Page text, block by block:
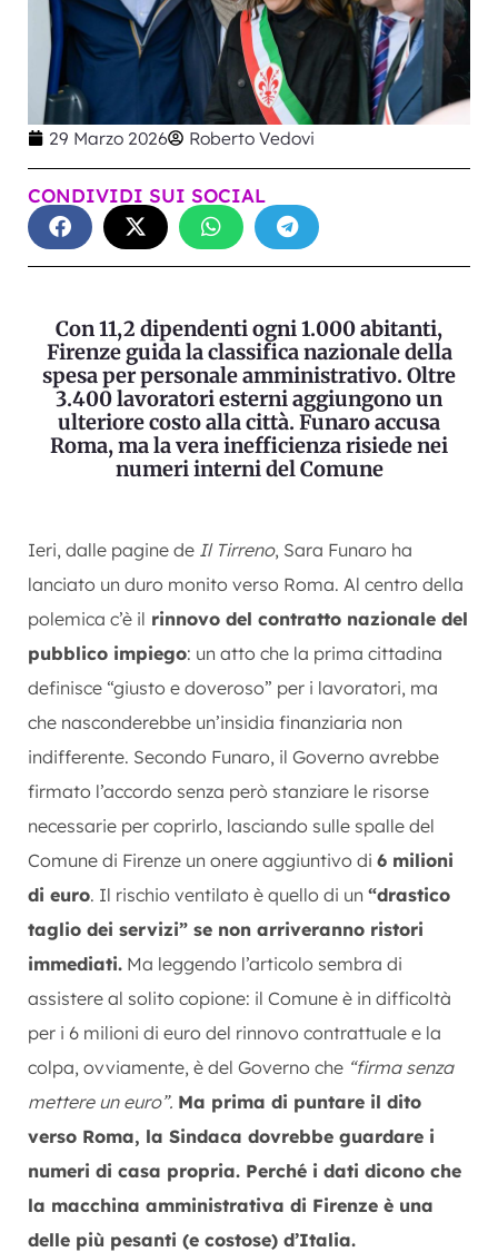
29 Marzo 2026 Roberto Vedovi
CONDIVIDI SUI SOCIAL
Con 11,2 dipendenti ogni 1.000 abitanti,
Firenze guida la classifica nazionale della
spesa per personale amministrativo. Oltre
3.400 lavoratori esterni aggiungono un
ulteriore costo alla città. Funaro accusa
Roma, ma la vera inefficienza risiede nei
numeri interni del Comune
Ieri, dalle pagine de Il Tirreno, Sara Funaro ha
lanciato un duro monito verso Roma. Al centro della
polemica c’è il rinnovo del contratto nazionale del
pubblico impiego: un atto che la prima cittadina
definisce “giusto e doveroso” per i lavoratori, ma
che nasconderebbe un’insidia finanziaria non
indifferente. Secondo Funaro, il Governo avrebbe
firmato l’accordo senza però stanziare le risorse
necessarie per coprirlo, lasciando sulle spalle del
Comune di Firenze un onere aggiuntivo di 6 milioni
di euro. Il rischio ventilato è quello di un “drastico
taglio dei servizi” se non arriveranno ristori
immediati. Ma leggendo l’articolo sembra di
assistere al solito copione: il Comune è in difficoltà
per i 6 milioni di euro del rinnovo contrattuale e la
colpa, ovviamente, è del Governo che “firma senza
mettere un euro”. Ma prima di puntare il dito
verso Roma, la Sindaca dovrebbe guardare i
numeri di casa propria. Perché i dati dicono che
la macchina amministrativa di Firenze è una
delle più pesanti (e costose) d’Italia.